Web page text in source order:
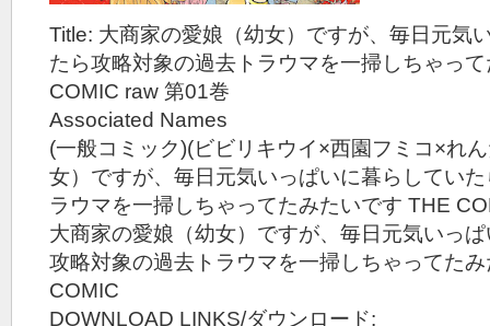
Title: 大商家の愛娘（幼女）ですが、毎日元気
たら攻略対象の過去トラウマを一掃しちゃっ
COMIC raw 第01巻
Associated Names
(一般コミック)(ビビリキウイ×西園フミコ×れ
女）ですが、毎日元気いっぱいに暮らしてい
ラウマを一掃しちゃってたみたいです THE
大商家の愛娘（幼女）ですが、毎日元気いっ
攻略対象の過去トラウマを一掃しちゃってた
COMIC
DOWNLOAD LINKS/ダウンロード: